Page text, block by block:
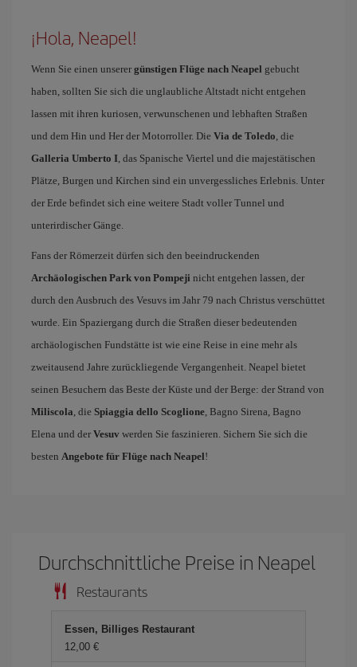
¡Hola, Neapel!
Wenn Sie einen unserer günstigen Flüge nach Neapel gebucht
haben, sollten Sie sich die unglaubliche Altstadt nicht entgehen
lassen mit ihren kuriosen, verwunschenen und lebhaften Straßen
und dem Hin und Her der Motorroller. Die Via de Toledo, die
Galleria Umberto I, das Spanische Viertel und die majestätischen
Plätze, Burgen und Kirchen sind ein unvergessliches Erlebnis. Unter
der Erde befindet sich eine weitere Stadt voller Tunnel und
unterirdischer Gänge.
Fans der Römerzeit dürfen sich den beeindruckenden
Archäologischen Park von Pompeji nicht entgehen lassen, der
durch den Ausbruch des Vesuvs im Jahr 79 nach Christus verschüttet
wurde. Ein Spaziergang durch die Straßen dieser bedeutenden
archäologischen Fundstätte ist wie eine Reise in eine mehr als
zweitausend Jahre zurückliegende Vergangenheit. Neapel bietet
seinen Besuchern das Beste der Küste und der Berge: der Strand von
Miliscola, die Spiaggia dello Scoglione, Bagno Sirena, Bagno
Elena und der Vesuv werden Sie faszinieren. Sichern Sie sich die
besten Angebote für Flüge nach Neapel!
Durchschnittliche Preise in Neapel
Restaurants
Essen, Billiges Restaurant
12,00 €